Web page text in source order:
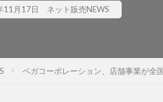
11月17日 ネット販売NEWS
ベガコーポレーション、店舗事業が全